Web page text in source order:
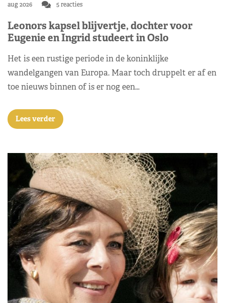
aug 2026
5 reacties
Leonors kapsel blijvertje, dochter voor
Eugenie en Ingrid studeert in Oslo
Het is een rustige periode in de koninklijke
wandelgangen van Europa. Maar toch druppelt er af en
toe nieuws binnen of is er nog een…
Lees verder